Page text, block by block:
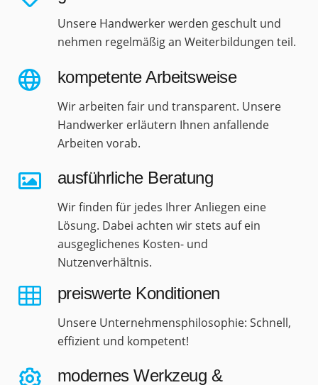
Unsere Handwerker werden geschult und
nehmen regelmäßig an Weiterbildungen teil.
kompetente Arbeitsweise
Wir arbeiten fair und transparent. Unsere
Handwerker erläutern Ihnen anfallende
Arbeiten vorab.
ausführliche Beratung
Wir finden für jedes Ihrer Anliegen eine
Lösung. Dabei achten wir stets auf ein
ausgeglichenes Kosten- und
Nutzenverhältnis.
preiswerte Konditionen
Unsere Unternehmensphilosophie: Schnell,
effizient und kompetent!
modernes Werkzeug &